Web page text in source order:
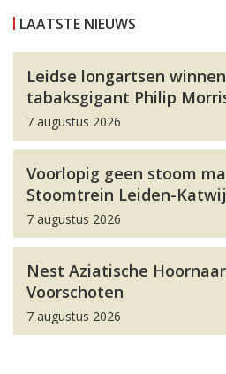
LAATSTE NIEUWS
Leidse longartsen
tabaksgigant Philip
7 augustus 2026
Voorlopig geen stoom
Stoomtrein Leiden-
7 augustus 2026
Nest Aziatische
Voorschoten
7 augustus 2026